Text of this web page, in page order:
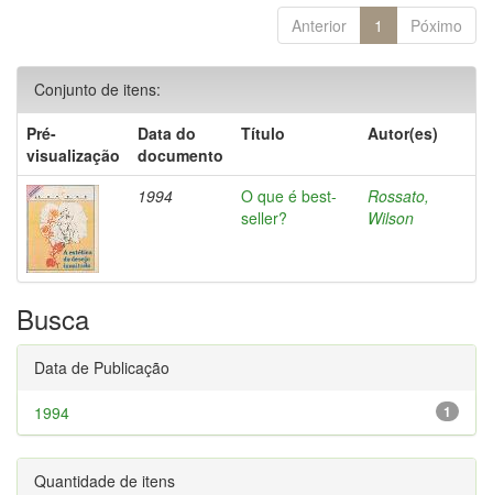
Anterior 1 Póximo
Conjunto de itens:
Pré-
visualização
Data do
documento
Título Autor(es)
1994
O que é best-
seller?
Rossato,
Wilson
Busca
Data de Publicação
1
1994
Quantidade de itens